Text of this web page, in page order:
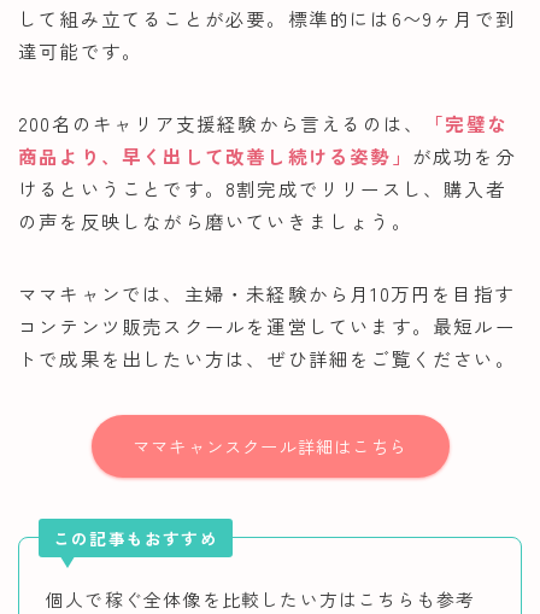
して組み立てることが必要。標準的には6〜9ヶ月で到
達可能です。
200名のキャリア支援経験から言えるのは、
「完璧な
商品より、早く出して改善し続ける姿勢」 が成功を分
けるということです。8割完成でリリースし、購入者
の声を反映しながら磨いていきましょう。
ママキャンでは、主婦・未経験から月10万円を目指す
コンテンツ販売スクールを運営しています。最短ルー
トで成果を出したい方は、ぜひ詳細をご覧ください。
ママキャンスクール詳細はこちら
この記事もおすすめ
個人で稼ぐ全体像を比較したい方はこちらも参考